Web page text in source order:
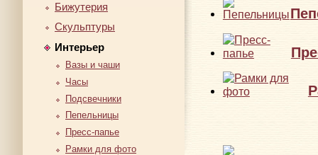
Бижутерия
Скульптуры
Интерьер
Вазы и чаши
Часы
Подсвечники
Пепельницы
Пресс-папье
Рамки для фото